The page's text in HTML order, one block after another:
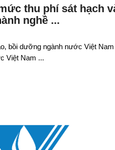
thu phí sát hạch
nghề ...
bồi dưỡng ngành nước Việt Nam
Việt Nam ...